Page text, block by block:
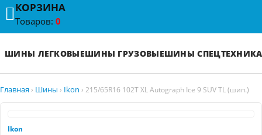
КОРЗИНА
Товаров: 0
ШИНЫ ЛЕГКОВЫЕШИНЫ ГРУЗОВЫЕШИНЫ СПЕЦТЕХНИКА
Главная › Шины › Ikon › 215/65R16 102T XL Autograph Ice 9 SUV TL (шип.)
Ikon